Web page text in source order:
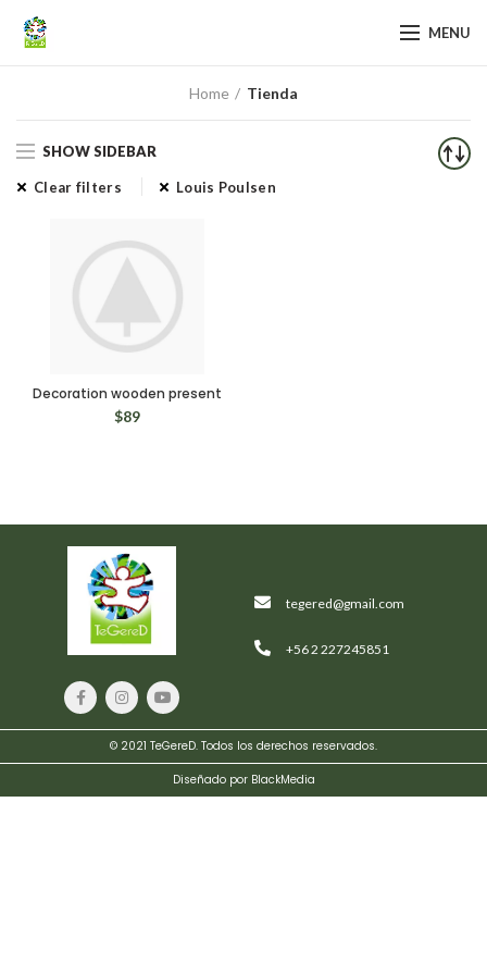
MENU
Crimson
Hotel
Home Tienda
SHOW SIDEBAR
Clear filters Louis Poulsen
Decoration wooden present
$89
tegered@gmail.com
+56 2 227245851
© 2021 TeGereD. Todos los derechos reservados.
Diseñado por BlackMedia